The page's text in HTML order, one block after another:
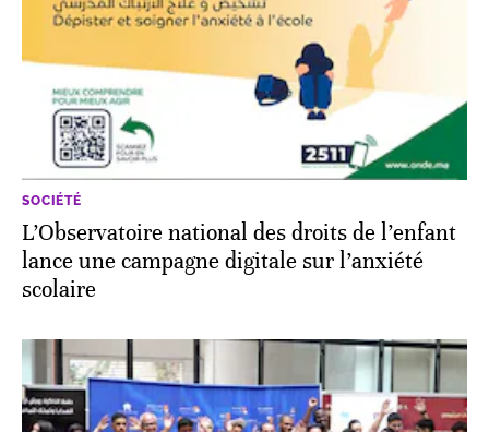
SOCIÉTÉ
L’Observatoire national des droits de l’enfant
lance une campagne digitale sur l’anxiété
scolaire